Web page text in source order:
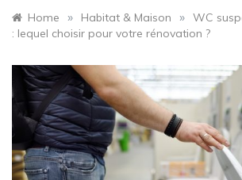
Home » Habitat & Maison » WC
: lequel choisir pour votre rénovation ?